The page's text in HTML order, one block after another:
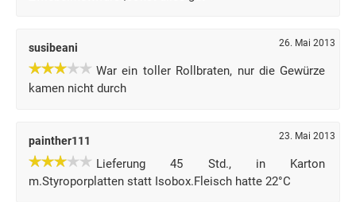
susibeani 26. Mai 2013
War ein toller Rollbraten, nur die Gewürze
kamen nicht durch
painther111 23. Mai 2013
Lieferung 45 Std., in Karton
m.Styroporplatten statt Isobox.Fleisch hatte 22°C